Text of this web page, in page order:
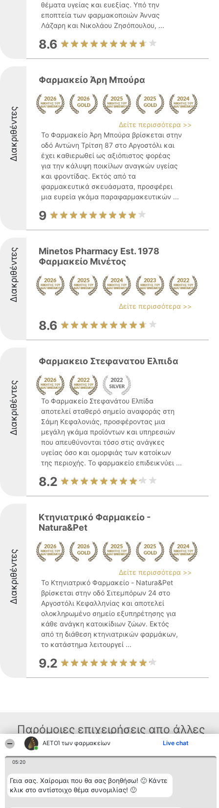
ΑΕΤΟΊ των φαρμακείων Live chat
05:20
Γεια σας. Χαίρομαι που θα σας βοηθήσω! 🙂 Κάντε
κλικ στο αντίστοιχο θέμα συνομιλίας! 🙂
θέματα υγείας και ευεξίας. Υπό την
εποπτεία των φαρμακοποιών Άννας
Λάζαρη και Νικολάου Ζησόπουλου, ...
8.6
Διακριθέντες
Φαρμακείο Άρη Μπούρα
Δείτε περισσότερα >>
Το Φαρμακείο Άρη Μπούρα βρίσκεται στην
οδό Αντώνη Τρίτση 87 στο Αργοστόλι και
έχει καθιερωθεί ως αξιόπιστος φορέας
για την κάλυψη ποικίλων αναγκών υγείας
και φροντίδας. Εκτός από τα
φαρμακευτικά σκευάσματα, προσφέρει
μια ευρεία γκάμα παραφαρμακευτικών ...
9
Διακριθέντες
Minetos Pharmacy Est. 1978
Φαρμακείο Μινέτος
Δείτε περισσότερα >>
8.6
Διακριθέντες
Φαρμακειο Στεφανατου Ελπιδα
Το Φαρμακείο Στεφανάτου Ελπίδα
αποτελεί σταθερό σημείο αναφοράς στη
Σάμη Κεφαλονιάς, προσφέροντας μια
μεγάλη γκάμα προϊόντων και υπηρεσιών
που απευθύνονται τόσο στις ανάγκες
υγείας όσο και ομορφιάς των κατοίκων
της περιοχής. Το φαρμακείο επιδεικνύει ...
8.2
Διακριθέντες
Κτηνιατρικό Φαρμακείο -
Νatura&Pet
Δείτε περισσότερα >>
Το Κτηνιατρικό Φαρμακείο - Natura&Pet
βρίσκεται στην οδό Σιτεμπόρων 24 στο
Αργοστόλι Κεφαλληνίας και αποτελεί
ολοκληρωμένο σημείο εξυπηρέτησης για
κάθε ανάγκη κατοικίδιων ζώων. Εκτός
από τη διάθεση κτηνιατρικών φαρμάκων,
το κατάστημα λειτουργεί ...
9.2
Παρόμοιες επιχειρήσεις απο άλλες
περιοχές
Διοργανωτής της
κατάταξης
BEAUTIFUL COMPANY
Κατάταξη
Διακριθέντες
Λίστα όλων
Επικοινωνία